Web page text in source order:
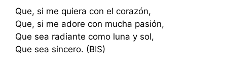
Que, si me quiera con el corazón,
Que, si me adore con mucha pasión,
Que sea radiante como luna y sol,
Que sea sincero. (BIS)